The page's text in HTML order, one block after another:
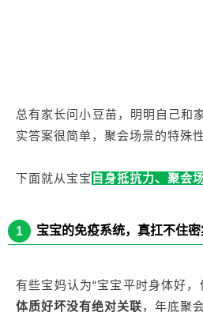
总有家长问小豆苗，明明自己和
实答案很简单，聚会场景的特殊
下面就从宝宝 自身抵抗力、聚会
1 宝宝的免疫系统，真扛不住
有些宝妈认为“宝宝平时身体好
体质好坏没有绝对关联，年底聚